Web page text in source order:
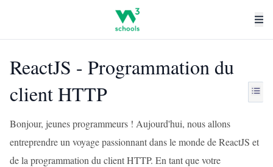
ReactJS - Programmation du
client HTTP
Bonjour, jeunes programmeurs ! Aujourd'hui, nous allons
entreprendre un voyage passionnant dans le monde de ReactJS et
de la programmation du client HTTP. En tant que votre